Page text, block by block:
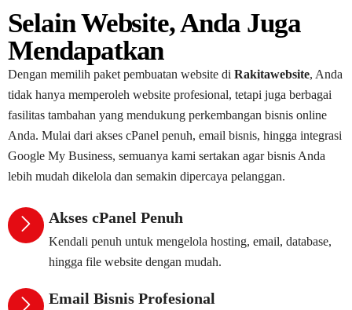
Selain Website, Anda Juga
Mendapatkan
Dengan memilih paket pembuatan website di Rakitawebsite, Anda
tidak hanya memperoleh website profesional, tetapi juga berbagai
fasilitas tambahan yang mendukung perkembangan bisnis online
Anda. Mulai dari akses cPanel penuh, email bisnis, hingga integrasi
Google My Business, semuanya kami sertakan agar bisnis Anda
lebih mudah dikelola dan semakin dipercaya pelanggan.
Akses cPanel Penuh
Kendali penuh untuk mengelola hosting, email, database,
hingga file website dengan mudah.
Email Bisnis Profesional